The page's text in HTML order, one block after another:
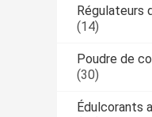
Régulateurs
(14)
Poudre de
(30)
Édulcorants